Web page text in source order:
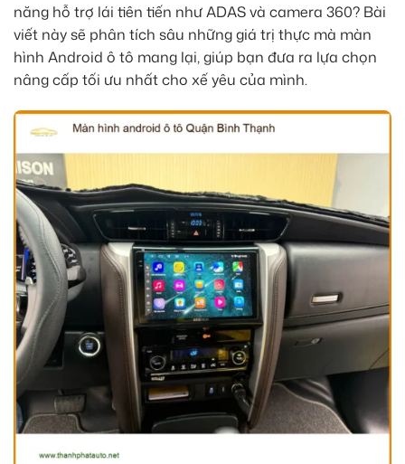
năng hỗ trợ lái tiên tiến như ADAS và camera 360? Bài
viết này sẽ phân tích sâu những giá trị thực mà màn
hình Android ô tô mang lại, giúp bạn đưa ra lựa chọn
nâng cấp tối ưu nhất cho xế yêu của mình.